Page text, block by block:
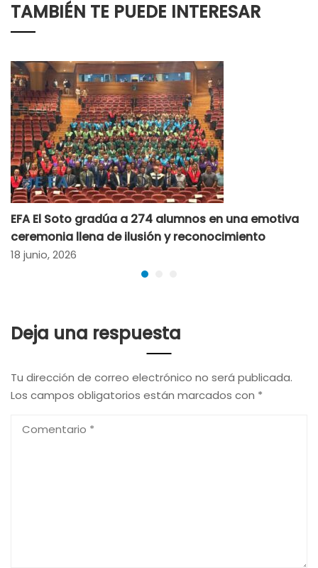
TAMBIÉN TE PUEDE INTERESAR
EFA El Soto gradúa a 274 alumnos en una emotiva
ceremonia llena de ilusión y reconocimiento
18 junio, 2026
Deja una respuesta
Tu dirección de correo electrónico no será publicada.
Los campos obligatorios están marcados con *